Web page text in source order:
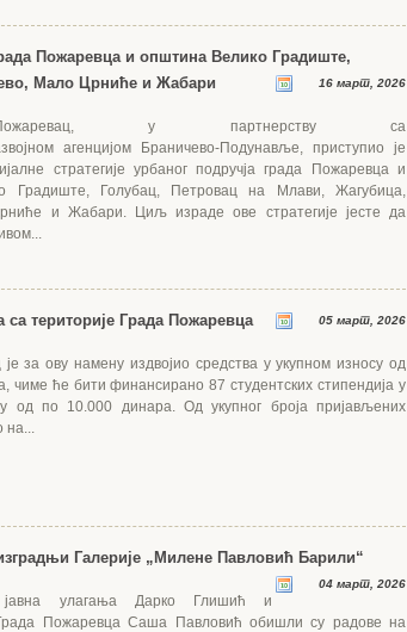
Пожаревца и општина Велико Градиште,
Мало Црниће и Жабари
16 март, 2026
у партнерству са
агенцијом Браничево-Подунавље, приступио је
стратегије урбаног подручја града Пожаревца и
Градиште, Голубац, Петровац на Млави, Жагубица,
и Жабари. Циљ израде ове стратегије јесте да
територије Града Пожаревца 05 март, 2026
за ову намену издвојио средства у укупном износу од
чиме ће бити финансирано 87 студентских стипендија у
од по 10.000 динара. Од укупног броја пријављених
на...
Галерије „Милене Павловић Барили“
04 март, 2026
улагања Дарко Глишић и
Пожаревца Саша Павловић обишли су радове на